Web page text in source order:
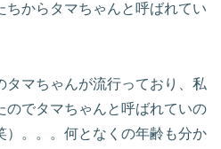
ちからタマちゃんと呼ばれてい
タマちゃんが流行っており、私
のでタマちゃんと呼ばれていの
）。。。何となくの年齢も分か